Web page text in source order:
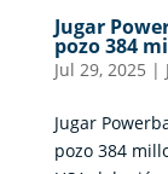
Jugar
pozo 384
Jul 29, 2025 |
Jugar
pozo 384